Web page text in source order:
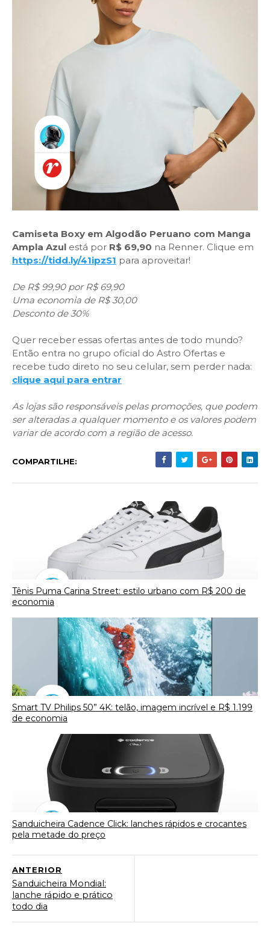
Camiseta Boxy em Algodão Peruano com Manga
Ampla Azul está por R$ 69,90 na Renner. Clique em
https://tidd.ly/41ipzS1 para aproveitar!
De R$ 99,90 por R$ 69,90
Uma economia de R$ 30,00
Desconto de 30%
Quer receber essas ofertas antes de todo mundo?
Então entra no grupo oficial do Astro Ofertas e
recebe tudo direto no seu celular, sem perder nada:
clique aqui para entrar
As lojas são responsáveis pelas promoções, que podem
ser alteradas a qualquer momento e os valores podem
variar de acordo com a região de acesso.
COMPARTILHE:
Tênis Puma Carina Street: estilo urbano com R$ 200 de
economia
Smart TV Philips 50” 4K: telão, imagem incrível e R$ 1.199
de economia
Sanduicheira Cadence Click: lanches rápidos e crocantes
pela metade do preço
ANTERIOR
Sanduicheira Mondial:
lanche rápido e prático
todo dia